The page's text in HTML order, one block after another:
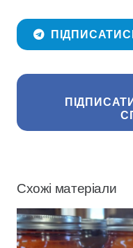
Схожі матеріали